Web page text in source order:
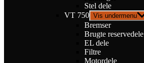
Stel dele
VT 750 Vis undermenu
Bremser
Brugte reservedele
EL dele
Filtre
Motordele